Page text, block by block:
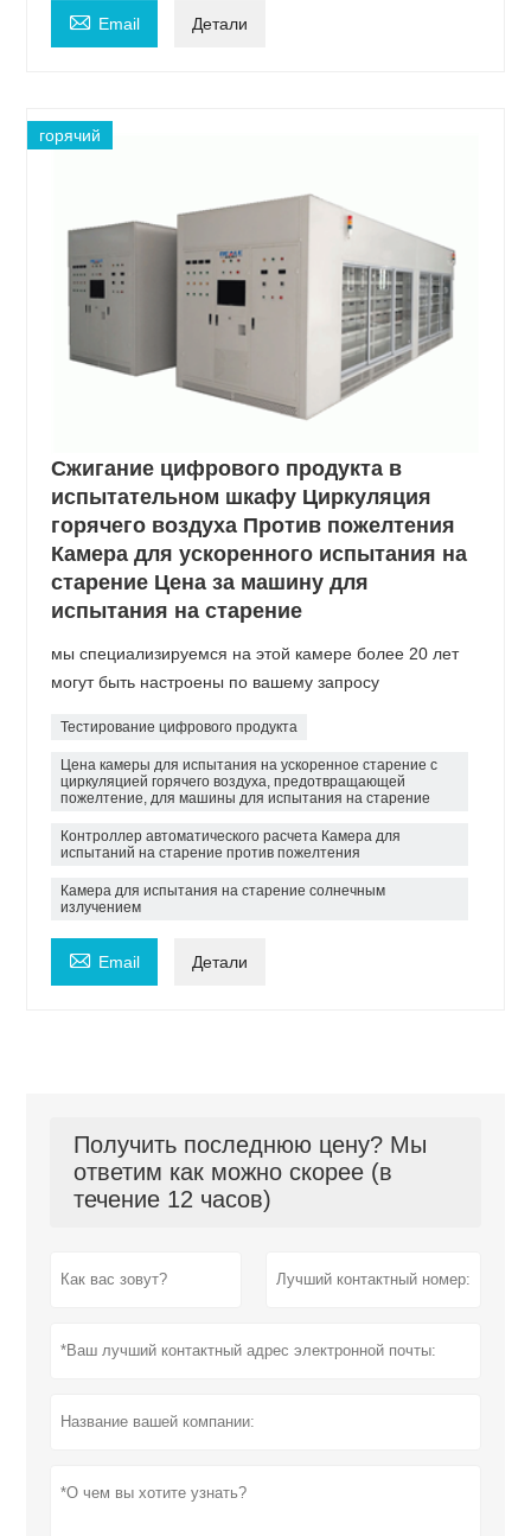
 Email Детали
горячий
Сжигание цифрового продукта в
испытательном шкафу Циркуляция
горячего воздуха Против пожелтения
Камера для ускоренного испытания на
старение Цена за машину для
испытания на старение
мы специализируемся на этой камере более 20 лет
могут быть настроены по вашему запросу
Тестирование цифрового продукта
Цена камеры для испытания на ускоренное старение с
циркуляцией горячего воздуха, предотвращающей
пожелтение, для машины для испытания на старение
Контроллер автоматического расчета Камера для
испытаний на старение против пожелтения
Камера для испытания на старение солнечным
излучением
 Email Детали
Получить последнюю цену? Мы
ответим как можно скорее (в
течение 12 часов)